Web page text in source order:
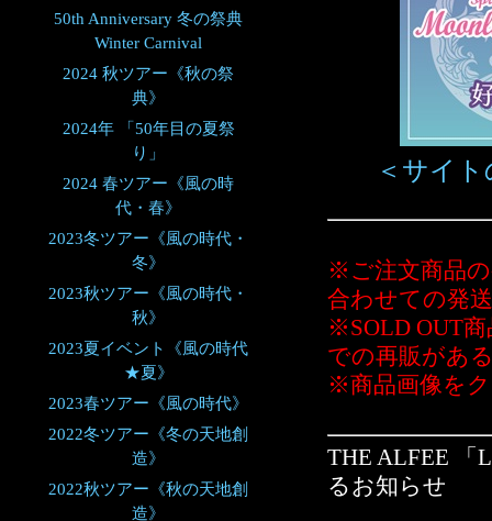
50th Anniversary 冬の祭典
Winter Carnival
2024 秋ツアー《秋の祭
典》
2024年 「50年目の夏祭
り」
2024 春ツアー《風の時
代・春》
2023冬ツアー《風の時代・
冬》
2023秋ツアー《風の時代・
秋》
2023夏イベント《風の時代
★夏》
2023春ツアー《風の時代》
2022冬ツアー《冬の天地創
造》
2022秋ツアー《秋の天地創
造》
＜サイ
※ご注文商品
合わせての発
※SOLD OUT
での再販があ
※商品画像を
THE ALFEE 「
るお知らせ